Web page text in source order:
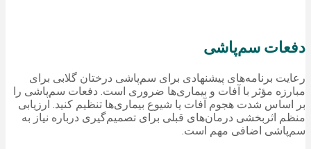
دفعات سم‌پاشی
رعایت برنامه‌های پیشنهادی برای سم‌پاشی درختان گلابی برای
مبارزه مؤثر با آفات و بیماری‌ها ضروری است. دفعات سم‌پاشی را
بر اساس شدت هجوم آفات یا شیوع بیماری‌ها تنظیم کنید. ارزیابی
منظم اثربخشی درمان‌های قبلی برای تصمیم‌گیری درباره نیاز به
سم‌پاشی اضافی مهم است.